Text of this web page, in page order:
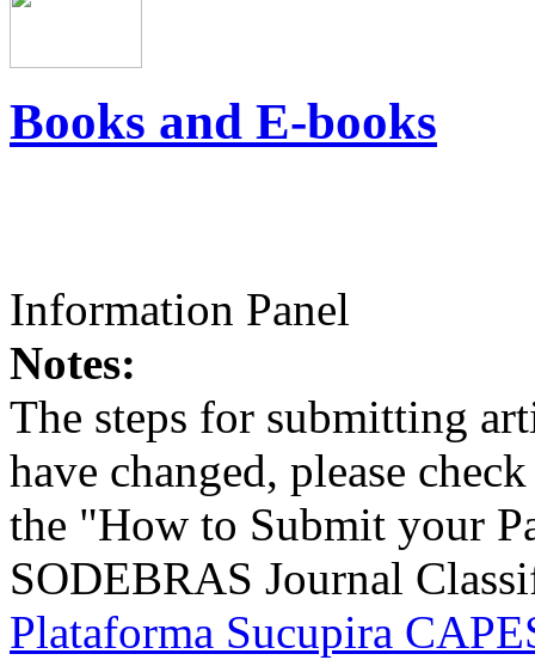
Books and E-books
Information Panel
Notes:
The steps for submitting
have changed, please
the "How to Submit your
SODEBRAS Journal
Plataforma Sucupira